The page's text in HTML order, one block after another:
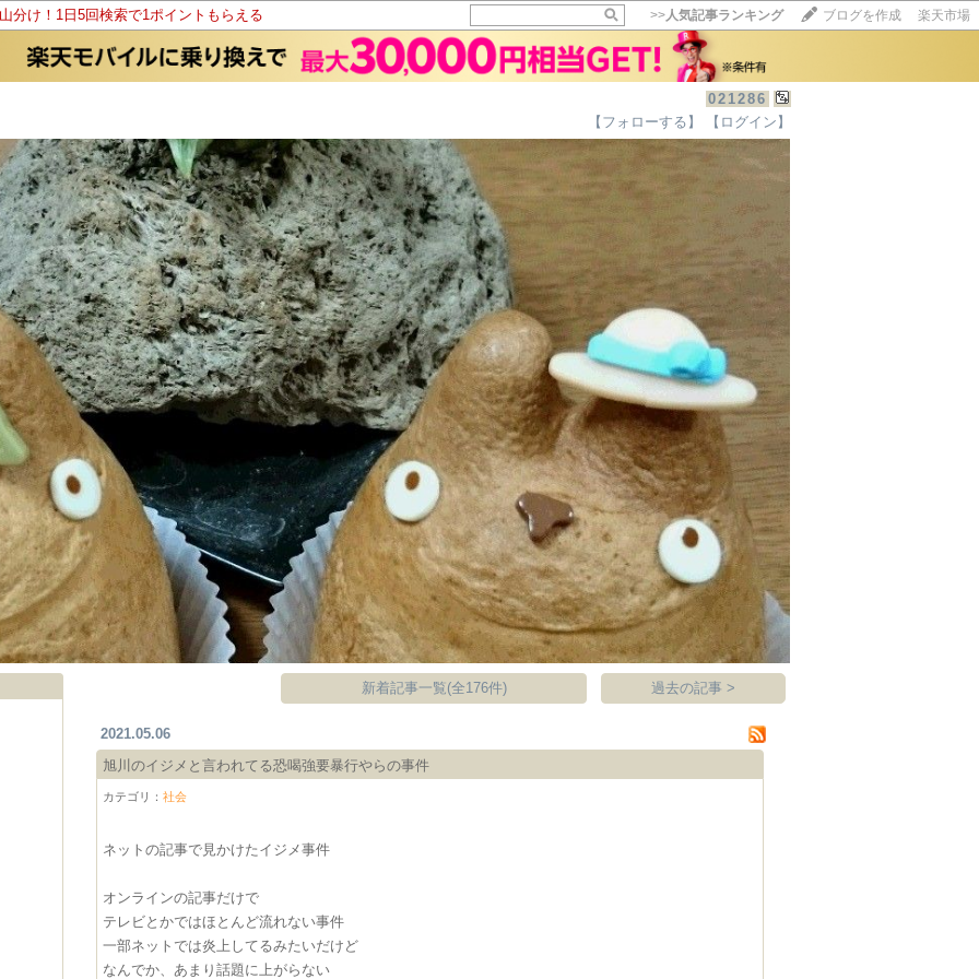
分け！1日5回検索で1ポイントもらえる >>人気記事ランキング ブログを作成 楽天市場
021286
【フォローする】
【ログイン】
15記事にいいね！で1ポイント
いいね!
新着記事一覧(全176件) 過去の記事 >
2021.05.06
旭川のイジメと言われてる恐喝強要暴行やらの事件
カテゴリ：社会
ネットの記事で見かけたイジメ事件
オンラインの記事だけで
テレビとかではほとんど流れない事件
一部ネットでは炎上してるみたいだけど
なんでか、あまり話題に上がらない